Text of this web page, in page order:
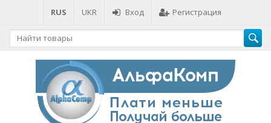
RUS UKR Вход Регистрация